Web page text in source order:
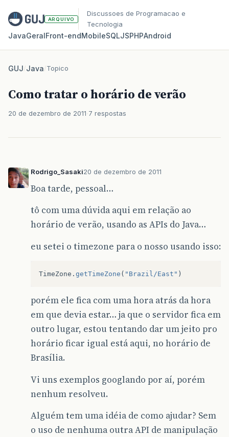
ARQUIVO
Discussoes de Programacao e
Tecnologia
JavaGeralFront‑endMobileSQLJSPHPAndroid
GUJ/Java/Topico
Como tratar o horário de verão
20 de dezembro de 2011 7 respostas
Rodrigo_Sasaki20 de dezembro de 2011
Boa tarde, pessoal…
tô com uma dúvida aqui em relação ao
horário de verão, usando as APIs do Java…
eu setei o timezone para o nosso usando isso:
TimeZone . getTimeZone ( "Brazil/East" )
porém ele fica com uma hora atrás da hora
em que devia estar… ja que o servidor fica em
outro lugar, estou tentando dar um jeito pro
horário ficar igual está aqui, no horário de
Brasília.
Vi uns exemplos googlando por aí, porém
nenhum resolveu.
Alguém tem uma idéia de como ajudar? Sem
o uso de nenhuma outra API de manipulação